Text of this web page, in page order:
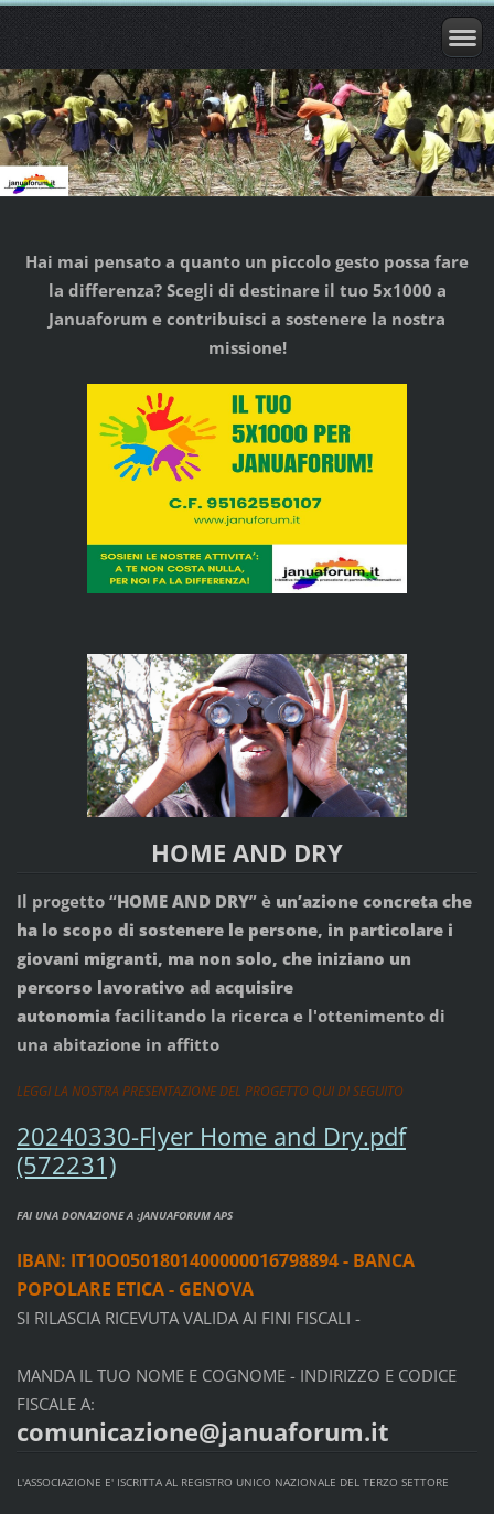
Hai mai pensato a quanto un piccolo gesto possa fare
la differenza? Scegli di destinare il tuo 5x1000 a
Januaforum e contribuisci a sostenere la nostra
missione!
HOME AND DRY
Il progetto “HOME AND DRY” è un’azione concreta che
ha lo scopo di sostenere le persone, in particolare i
giovani migranti, ma non solo, che iniziano un
percorso lavorativo ad acquisire
autonomiafacilitando la ricerca e l'ottenimento di
una abitazione in affitto
LEGGI LA NOSTRA PRESENTAZIONE DEL PROGETTO QUI DI SEGUITO
20240330-Flyer Home and Dry.pdf
(572231)
FAI UNA DONAZIONE A :JANUAFORUM APS
IBAN: IT10O0501801400000016798894 - BANCA
POPOLARE ETICA - GENOVA
SI RILASCIA RICEVUTA VALIDA AI FINI FISCALI -
MANDA IL TUO NOME E COGNOME - INDIRIZZO E CODICE
FISCALE A:
comunicazione@januaforum.it
L'ASSOCIAZIONE E' ISCRITTA AL REGISTRO UNICO NAZIONALE DEL TERZO SETTORE